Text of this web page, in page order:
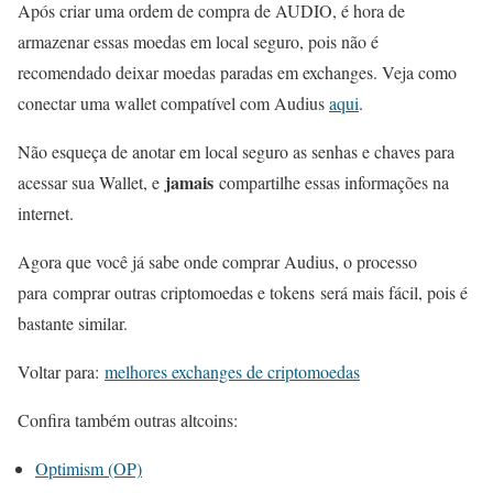
Após criar uma ordem de compra de AUDIO, é hora de
armazenar essas moedas em local seguro, pois não é
recomendado deixar moedas paradas em exchanges. Veja como
conectar uma wallet compatível com Audiusaqui.
Não esqueça de anotar em local seguro as senhas e chaves para
acessar sua Wallet, e jamais compartilhe essas informações na
internet.
Agora que você já sabe onde comprar Audius, o processo
para comprar outras criptomoedas e tokens será mais fácil, pois é
bastante similar.
Voltar para: melhores exchanges de criptomoedas
Confira também outras altcoins:
Optimism (OP)